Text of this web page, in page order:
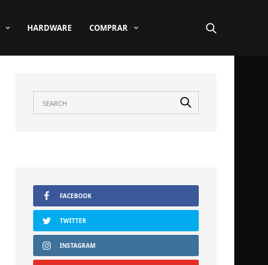
HARDWARE COMPRAR
FACEBOOK
TWITTER
INSTAGRAM